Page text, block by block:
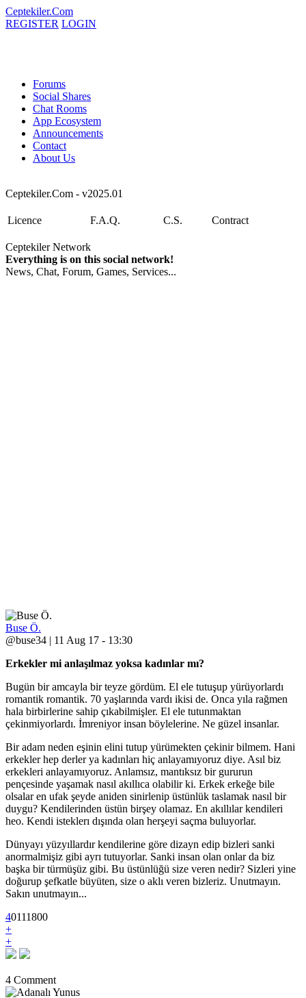
Ceptekiler.Com
REGISTER LOGIN
Forums
Social Shares
Chat Rooms
App Ecosystem
Announcements
Contact
About Us
Ceptekiler.Com - v2025.01
Licence F.A.Q. C.S. Contract
Ceptekiler Network
Everything is on this social network!
News, Chat, Forum, Games, Services...
Buse Ö.
@buse34 | 11 Aug 17 - 13:30
Erkekler mi anlaşılmaz yoksa kadınlar mı?
Bugün bir amcayla bir teyze gördüm. El ele tutuşup yürüyorlardı
romantik romantik. 70 yaşlarında vardı ikisi de. Onca yıla rağmen
hala birbirlerine sahip çıkabilmişler. El ele tutunmaktan
çekinmiyorlardı. İmreniyor insan böylelerine. Ne güzel insanlar.
Bir adam neden eşinin elini tutup yürümekten çekinir bilmem. Hani
erkekler hep derler ya kadınları hiç anlayamıyoruz diye. Asıl biz
erkekleri anlayamıyoruz. Anlamsız, mantıksız bir gururun
pençesinde yaşamak nasıl akıllıca olabilir ki. Erkek erkeğe bile
olsalar en ufak şeyde aniden sinirlenip üstünlük taslamak nasıl bir
duygu? Kendilerinden üstün birşey olamaz. En akıllılar kendileri
heo. Kendi isteklerı dışında olan herşeyi saçma buluyorlar.
Dünyayı yüzyıllardır kendilerine göre dizayn edip bizleri sanki
anormalmişiz gibi ayrı tutuyorlar. Sanki insan olan onlar da biz
başka bir türmüşüz gibi. Bu üstünlüğü size veren nedir? Sizleri yine
doğurup şefkatle büyüten, size o aklı veren bizleriz. Unutmayın.
Sakın unutmayın...
40111800
+
+
4 Comment